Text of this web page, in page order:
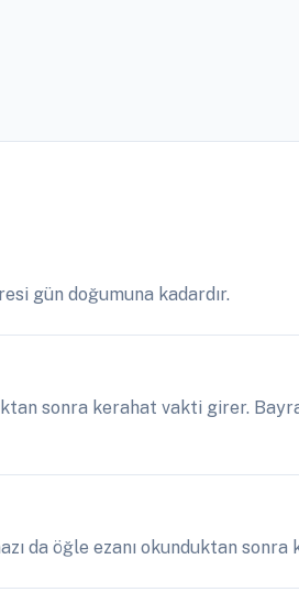
gün doğumuna kadardır.
sonra kerahat vakti girer.
da öğle ezanı okunduktan sonra